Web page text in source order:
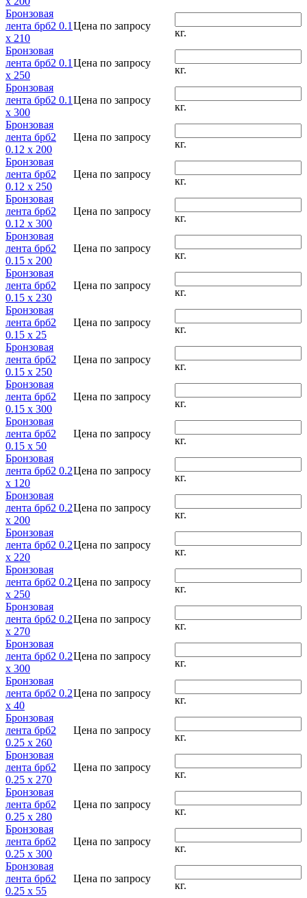
Бронзовая
лента брб2 0.1
x 210
Цена по запросу
кг.
Бронзовая
лента брб2 0.1
x 250
Цена по запросу
кг.
Бронзовая
лента брб2 0.1
x 300
Цена по запросу
кг.
Бронзовая
лента брб2
0.12 x 200
Цена по запросу
кг.
Бронзовая
лента брб2
0.12 x 250
Цена по запросу
кг.
Бронзовая
лента брб2
0.12 x 300
Цена по запросу
кг.
Бронзовая
лента брб2
0.15 x 200
Цена по запросу
кг.
Бронзовая
лента брб2
0.15 x 230
Цена по запросу
кг.
Бронзовая
лента брб2
0.15 x 25
Цена по запросу
кг.
Бронзовая
лента брб2
0.15 x 250
Цена по запросу
кг.
Бронзовая
лента брб2
0.15 x 300
Цена по запросу
кг.
Бронзовая
лента брб2
0.15 x 50
Цена по запросу
кг.
Бронзовая
лента брб2 0.2
x 120
Цена по запросу
кг.
Бронзовая
лента брб2 0.2
x 200
Цена по запросу
кг.
Бронзовая
лента брб2 0.2
x 220
Цена по запросу
кг.
Бронзовая
лента брб2 0.2
x 250
Цена по запросу
кг.
Бронзовая
лента брб2 0.2
x 270
Цена по запросу
кг.
Бронзовая
лента брб2 0.2
x 300
Цена по запросу
кг.
Бронзовая
лента брб2 0.2
x 40
Цена по запросу
кг.
Бронзовая
лента брб2
0.25 x 260
Цена по запросу
кг.
Бронзовая
лента брб2
0.25 x 270
Цена по запросу
кг.
Бронзовая
лента брб2
0.25 x 280
Цена по запросу
кг.
Бронзовая
лента брб2
0.25 x 300
Цена по запросу
кг.
Бронзовая
лента брб2
0.25 x 55
Цена по запросу
кг.